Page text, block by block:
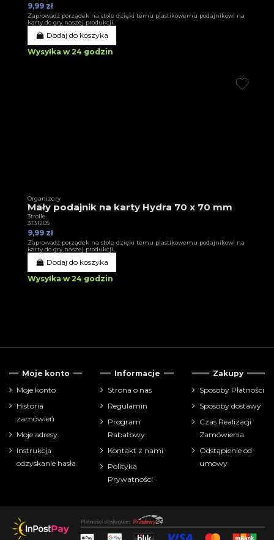
9,99 zł
Zaprowadź porządek na stole dzięki temu plastikowemu podajnikowi na
karty do gry naszej produkcji.
Dodaj do koszyka
Wysyłka w 24 godzin
Organizery
Mały podajnik na karty Hydra 70 x 70 mm
3trolle
3T31205
9,99 zł
Zaprowadź porządek na stole dzięki temu plastikowemu podajnikowi na
karty do gry naszej produkcji.
Dodaj do koszyka
Wysyłka w 24 godzin
Moje konto
Moje konto
Historia
zamówień
Moje adresy
Instrukcja
odzyskanie hasła
Informacje
Strona o nas
Regulamin
Program
Rabatowy
Kontakt z nami
Polityka
Prywatności
Zakupy
Sposoby Płatności
Sposoby dostawy
Czas Realizacji
Zamówienia
Odstąpienie od
umowy